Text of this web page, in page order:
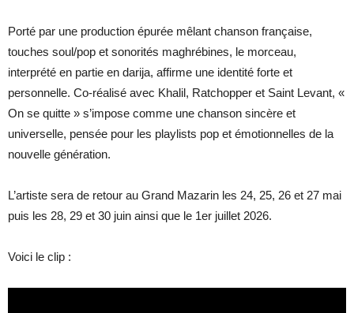
Porté par une production épurée mêlant chanson française,
touches soul/pop et sonorités maghrébines, le morceau,
interprété en partie en darija, affirme une identité forte et
personnelle. Co-réalisé avec Khalil, Ratchopper et Saint Levant, «
On se quitte » s’impose comme une chanson sincère et
universelle, pensée pour les playlists pop et émotionnelles de la
nouvelle génération.
L’artiste sera de retour au Grand Mazarin les 24, 25, 26 et 27 mai
puis les 28, 29 et 30 juin ainsi que le 1er juillet 2026.
Voici le clip :